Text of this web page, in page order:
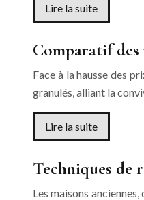
Lire la suite
Comparatif
Face à la hausse des
granulés, alliant la
Lire la suite
Techniques de
Les maisons